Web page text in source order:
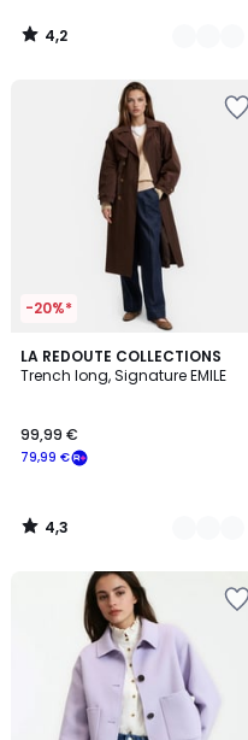
4,2
/
-20%*
LA REDOUTE COLLECTIONS
Trench long, Signature EMILE
79,99 €
99,99 €
4,3
/ 5
3
Couleurs
4,3
/